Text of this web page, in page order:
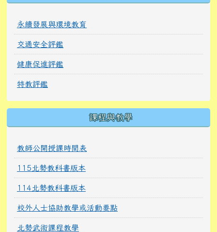
永續發展與環境教育
交通安全評鑑
健康促進評鑑
特教評鑑
課程與教學
教師公開授課時間表
115北勢教科書版本
114北勢教科書版本
校外人士協助教學或活動要點
北勢武術課程教學